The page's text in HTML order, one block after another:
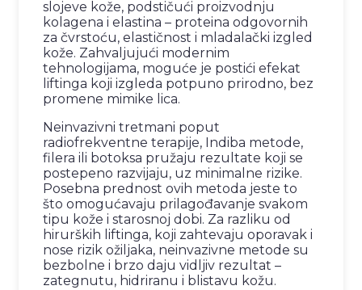
slojeve kože, podstičući proizvodnju
kolagena i elastina – proteina odgovornih
za čvrstoću, elastičnost i mladalački izgled
kože. Zahvaljujući modernim
tehnologijama, moguće je postići efekat
liftinga koji izgleda potpuno prirodno, bez
promene mimike lica.
Neinvazivni tretmani poput
radiofrekventne terapije, Indiba metode,
filera ili botoksa pružaju rezultate koji se
postepeno razvijaju, uz minimalne rizike.
Posebna prednost ovih metoda jeste to
što omogućavaju prilagođavanje svakom
tipu kože i starosnoj dobi. Za razliku od
hirurških liftinga, koji zahtevaju oporavak i
nose rizik ožiljaka, neinvazivne metode su
bezbolne i brzo daju vidljiv rezultat –
zategnutu, hidriranu i blistavu kožu.